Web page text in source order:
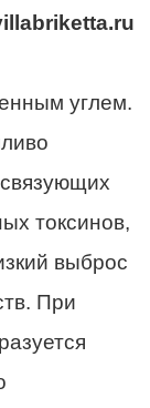
углем.
токсинов,
выброс
При